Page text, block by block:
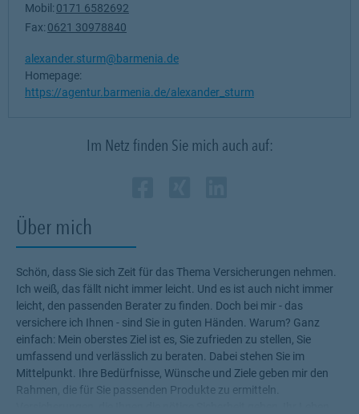
Über mich
Schön, dass Sie sich Zeit für das Thema Versicherungen nehmen.
Ich weiß, das fällt nicht immer leicht. Und es ist auch nicht immer
leicht, den passenden Berater zu finden. Doch bei mir - das
versichere ich Ihnen - sind Sie in guten Händen. Warum? Ganz
einfach: Mein oberstes Ziel ist es, Sie zufrieden zu stellen, Sie
umfassend und verlässlich zu beraten. Dabei stehen Sie im
Mittelpunkt. Ihre Bedürfnisse, Wünsche und Ziele geben mir den
Rahmen, die für Sie passenden Produkte zu ermitteln.
Mobil: 0171 6582692
Fax: 0621 30978840
alexander.sturm@barmenia.de
Homepage:
https://agentur.barmenia.de/alexander_sturm
Im Netz finden Sie mich auch auf: